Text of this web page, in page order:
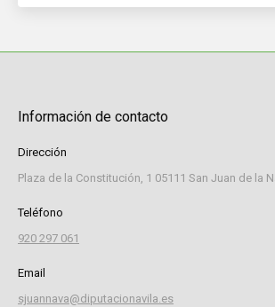
Información de contacto
Dirección
Plaza de la Constitución, 1 05111 San Juan de la
Teléfono
920 297 061
Email
sjuannava@diputacionavila.es